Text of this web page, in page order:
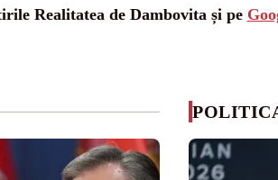
Realitatea de Dambovita și pe